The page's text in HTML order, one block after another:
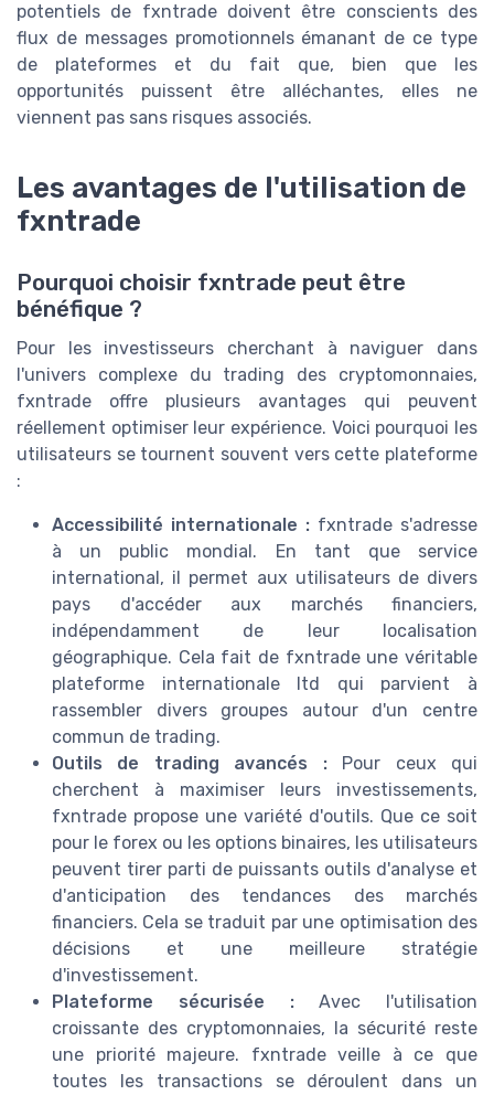
potentiels de fxntrade doivent être conscients des
flux de messages promotionnels émanant de ce type
de plateformes et du fait que, bien que les
opportunités puissent être alléchantes, elles ne
viennent pas sans risques associés.
Les avantages de l'utilisation de
fxntrade
Pourquoi choisir fxntrade peut être
bénéfique ?
Pour les investisseurs cherchant à naviguer dans
l'univers complexe du trading des cryptomonnaies,
fxntrade offre plusieurs avantages qui peuvent
réellement optimiser leur expérience. Voici pourquoi les
utilisateurs se tournent souvent vers cette plateforme
:
Accessibilité internationale : fxntrade s'adresse
à un public mondial. En tant que service
international, il permet aux utilisateurs de divers
pays d'accéder aux marchés financiers,
indépendamment de leur localisation
géographique. Cela fait de fxntrade une véritable
plateforme internationale ltd qui parvient à
rassembler divers groupes autour d'un centre
commun de trading.
Outils de trading avancés : Pour ceux qui
cherchent à maximiser leurs investissements,
fxntrade propose une variété d'outils. Que ce soit
pour le forex ou les options binaires, les utilisateurs
peuvent tirer parti de puissants outils d'analyse et
d'anticipation des tendances des marchés
financiers. Cela se traduit par une optimisation des
décisions et une meilleure stratégie
d'investissement.
Plateforme sécurisée :Avec l'utilisation
croissante des cryptomonnaies, la sécurité reste
une priorité majeure. fxntrade veille à ce que
toutes les transactions se déroulent dans un